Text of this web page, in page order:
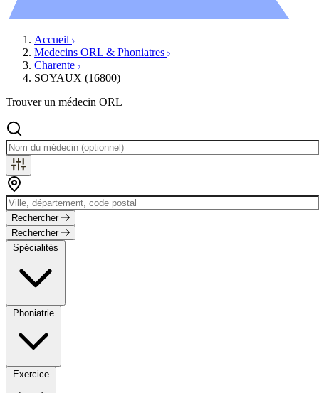
Accueil
Medecins ORL & Phoniatres
Charente
SOYAUX (16800)
Trouver un médecin ORL
Rechercher
Rechercher
Spécialités
Phoniatrie
Exercice